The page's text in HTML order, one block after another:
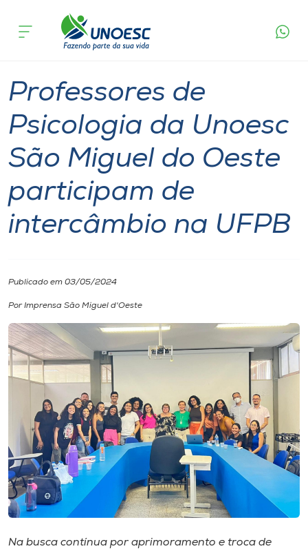
Cursos
Pesquisa
Atendimento ao Estudante
Portal de Ensino
Internacionalização
I.nova
Diplomados
Cultura
CPA
Biblioteca
Editora
acontece
Unoesc
Professores de
Psicologia da Unoesc
São Miguel do Oeste
participam de
intercâmbio na UFPB
Publicado em 03/05/2024
Por Imprensa São Miguel d'Oeste
Na busca contínua por aprimoramento e troca de